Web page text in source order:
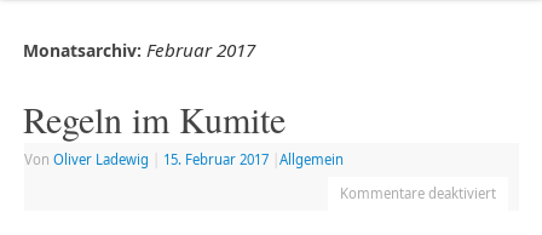
Monatsarchiv: Februar 2017
Regeln im Kumite
Von Oliver Ladewig 15. Februar 2017
Allgemein
Kommentare deaktiviert